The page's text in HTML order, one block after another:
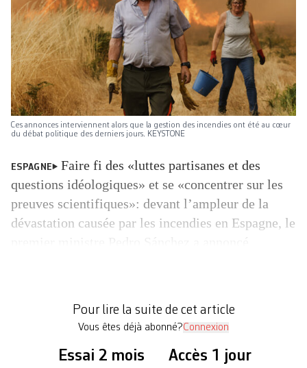
Ces annonces interviennent alors que la gestion des incendies ont été au cœur
du débat politique des derniers jours. KEYSTONE
ESPAGNE
Faire fi des «luttes partisanes et des
questions idéologiques» et se «concentrer sur les
preuves scientifiques»: devant l’ampleur de la
dévastation causée par les incendies en Espagne, le
Pour lire la suite de cet article
Vous êtes déjà abonné?Connexion
Essai 2 mois Accès 1 jour